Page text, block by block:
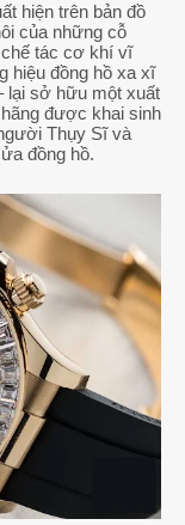
hiện trên bản đồ
của những cỗ
tác cơ khí vĩ
hiệu đồng hồ xa xĩ
lại sở hữu một xuất
được khai sinh
Thụy Sĩ và
đồng hồ.